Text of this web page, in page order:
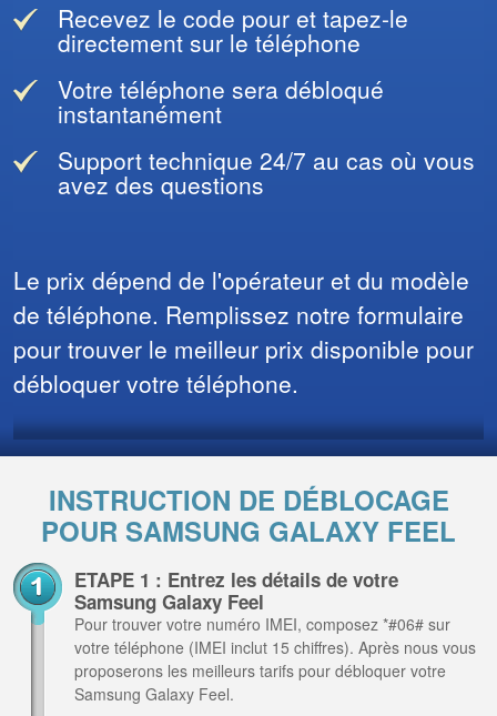
Recevez le code pour et tapez-le
directement sur le téléphone
Votre téléphone sera débloqué
instantanément
Support technique 24/7 au cas où vous
avez des questions
Le prix dépend de l'opérateur et du modèle
de téléphone. Remplissez notre formulaire
pour trouver le meilleur prix disponible pour
débloquer votre téléphone.
INSTRUCTION DE DÉBLOCAGE
POUR SAMSUNG GALAXY FEEL
ETAPE 1 : Entrez les détails de votre
Samsung Galaxy Feel
Pour trouver votre numéro IMEI, composez *#06# sur
votre téléphone (IMEI inclut 15 chiffres). Après nous vous
proposerons les meilleurs tarifs pour débloquer votre
Samsung Galaxy Feel.